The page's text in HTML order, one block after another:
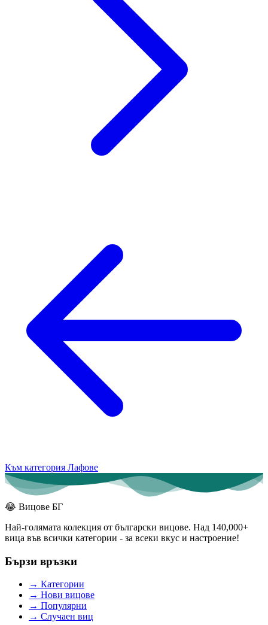
Към категория Лафове
😂 Вицове БГ
Най-голямата колекция от български вицове. Над 140,000+
вица във всички категории - за всеки вкус и настроение!
Бързи връзки
→ Категории
→ Нови вицове
→ Популярни
→ Случаен виц